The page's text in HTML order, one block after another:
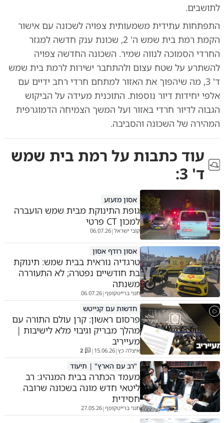
לתושבים.
התפתחות עתידית משמעותית צפויה לשכונה עם אישור
הקמת רמת בית שמש ה' 2, שכונת ענק חדשה למגזר
החרדי הסמוכה לנווה שמיר. השכונה החדשה צפויה
להשתרע על שטח עצום ולהתחבר ישירות לרמת בית שמש
ד' 3, מה שיהפוך את האזור למתחם חרדי רחב ידיים עם
אלפי יחידות דיור נוספות. התוכנית מעידה על הביקוש
הגבוה לדיור חרדי באזור ועל המשך הצמיחה הדמוגרפית
המהירה של השכונה והסביבה.
עוד כתבות על רמת בית שמש
ד' 3
:
אסון מזעזע
גופת התינוקת מבית שמש הועברה
למכון CT פרטי
קובי ישראל|
06.07.26
אסון רודף אסון
טרגדיה נוראית בבית שמש: תינוקת
בת חודשיים נפטרה; לא התעוררה
משנתה
חנני ברייטקופף|
06.07.26
חדשות עם קנייטש
פרסום ראשון: קרן עולם התורה עם
מהלך מבריק וגיבוי מלא לישיבות |
מעייריב
איצלה כץ|
15.06.26
|
2
"רב עם הארץ" | תיעוד
מעמד הכתרה בבית המנהיג: רב
ליטאי חדש מונה בשכונה שרובה
חסידית
חנני ברייטקופף|
27.05.26